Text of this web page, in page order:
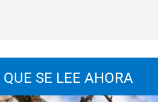
QUE SE LEE AHORA